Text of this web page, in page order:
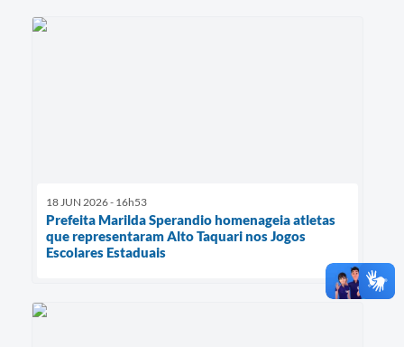
18 JUN 2026 - 16h53
Prefeita Marilda Sperandio homenageia atletas
que representaram Alto Taquari nos Jogos
Escolares Estaduais